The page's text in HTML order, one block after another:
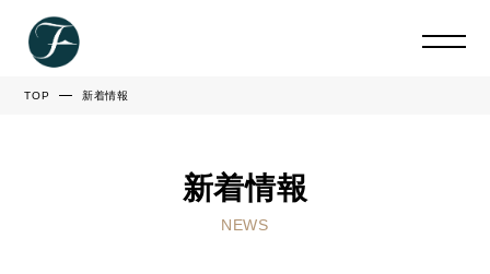
TOP 新着情報
新着情報
NEWS